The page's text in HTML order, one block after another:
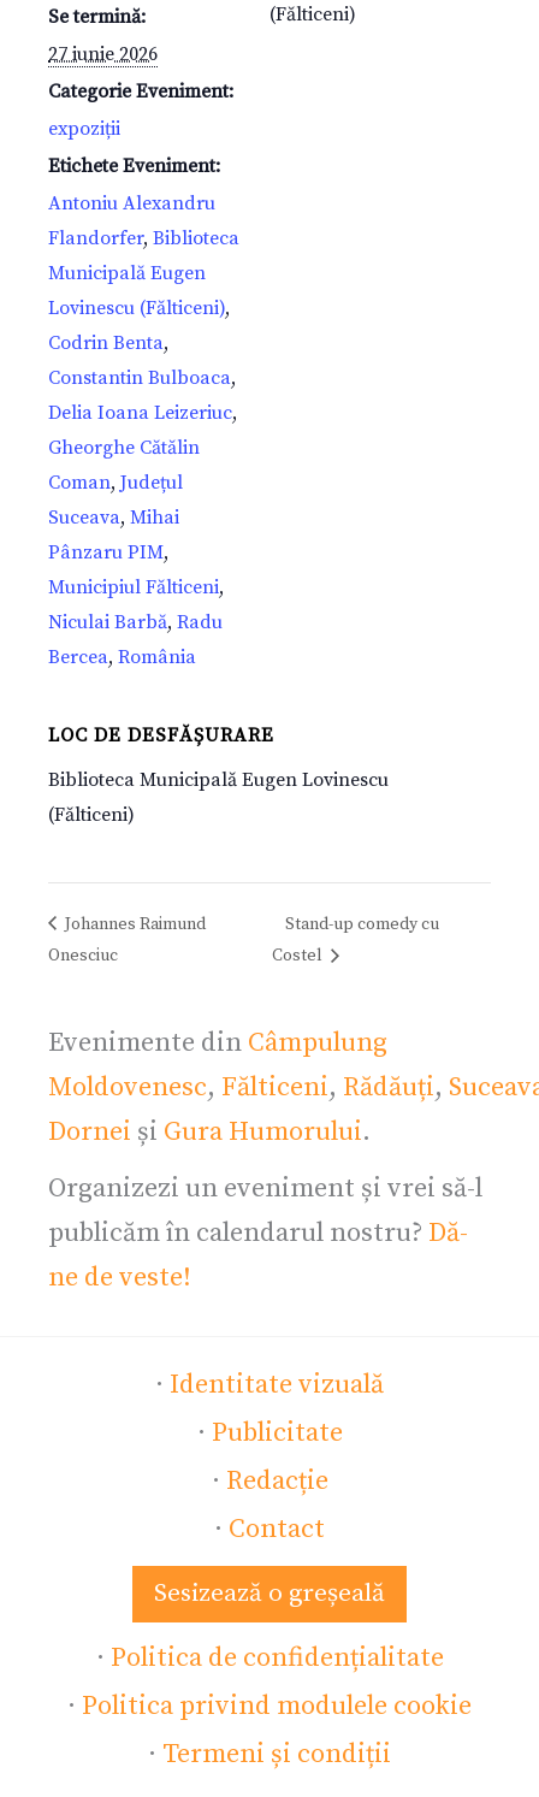
Se termină:
27 iunie 2026
Categorie Eveniment:
expoziții
Etichete Eveniment:
Antoniu Alexandru
Flandorfer, Biblioteca
Municipală Eugen
Lovinescu (Fălticeni),
Codrin Benta,
Constantin Bulboaca,
Delia Ioana Leizeriuc,
Gheorghe Cătălin
Coman, Județul
Suceava, Mihai
Pânzaru PIM,
Municipiul Fălticeni,
Niculai Barbă, Radu
Bercea, România
(Fălticeni)
LOC DE DESFĂȘURARE
Biblioteca Municipală Eugen Lovinescu
(Fălticeni)
Johannes Raimund
Onesciuc
Stand-up comedy cu
Costel
Evenimente din Câmpulung
Moldovenesc, Fălticeni, Rădăuți,
Dornei și Gura Humorului.
Organizezi un eveniment și vrei să-l
publicăm în calendarul nostru? Dă-
ne de veste!
· Identitate vizuală
· Publicitate
· Redacție
· Contact
Sesizează o greșeală
· Politica de confidențialitate
· Politica privind modulele cookie
· Termeni și condiții